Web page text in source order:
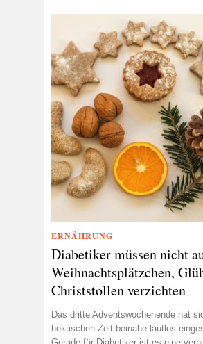
ERNÄHRUNG
Diabetiker müssen nicht
Weihnachtsplätzchen,
Christstollen verzichten
Das dritte Adventswochenende hat
hektischen Zeit beinahe lautlos